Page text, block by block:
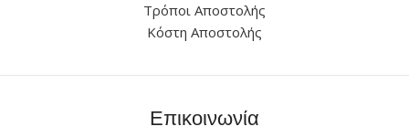
Τρόποι Αποστολής
Κόστη Αποστολής
Επικοινωνία